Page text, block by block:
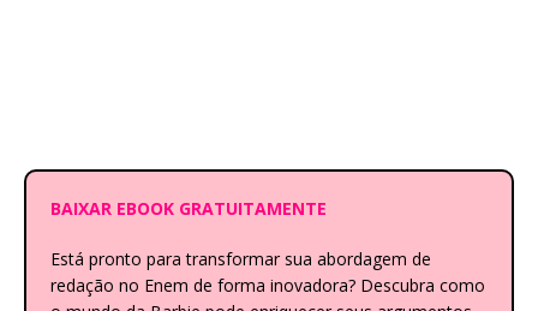
BAIXAR EBOOK GRATUITAMENTE
Está pronto para transformar sua abordagem de
redação no Enem de forma inovadora? Descubra como